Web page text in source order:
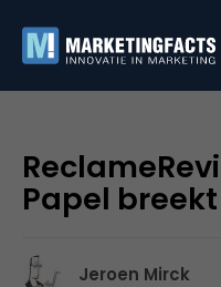
Papel
Jeroen Mirck